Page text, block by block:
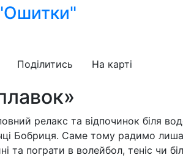
Поділитись На карті
релакс та відпочинок біля
Бобриця. Саме тому радимо
та пограти в волейбол, теніс чи